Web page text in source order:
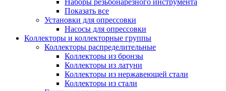
Наборы резьбонарезного инструмента
Показать все
Установки для опрессовки
Насосы для опрессовки
Коллекторы и коллекторные группы
Коллекторы распределительные
Коллекторы из бронзы
Коллекторы из латуни
Коллекторы из нержавеющей стали
Коллекторы из стали